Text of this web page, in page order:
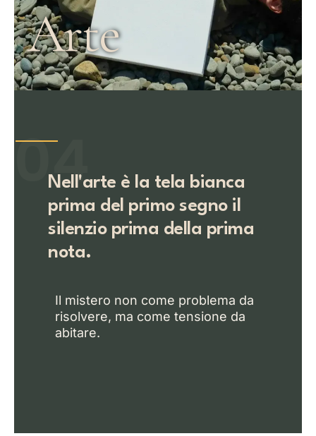
Nell'arte è la tela bianca
prima del primo segno il
silenzio prima della prima
nota.
Il mistero non come problema da
risolvere, ma come tensione da
abitare.
04
Arte